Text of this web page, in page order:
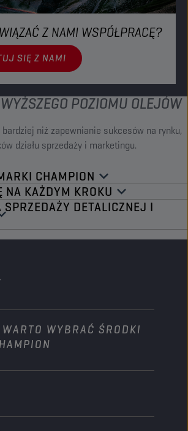
Z NAMI WSPÓŁPRACĘ?
SIĘ Z NAMI
POZIOMU OLEJÓW
niż zapewnianie sukcesów na rynku,
działu sprzedaży i marketingu.
CHAMPION
NA KAŻDYM KROKU
SPRZEDAŻY DETALICZNEJ I
WARTO WYBRAĆ ŚRODKI